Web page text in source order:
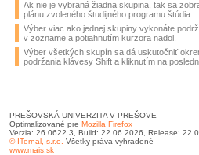
Ak nie je vybraná žiadna skupina, tak sa
plánu zvoleného študijného programu štúdia.
Výber viac ako jednej skupiny vykonáte
v zozname a potiahnutím kurzora nadol.
Výber všetkých skupín sa dá uskutočniť
podržania klávesy Shift a kliknutím na
PREŠOVSKÁ UNIVERZITA V PREŠOVE
Optimalizované pre Mozilla Firefox
Verzia: 26.0622.3, Build: 22.06.2026, Release:
© ITernal, s.r.o. Všetky práva vyhradené
www.mais.sk